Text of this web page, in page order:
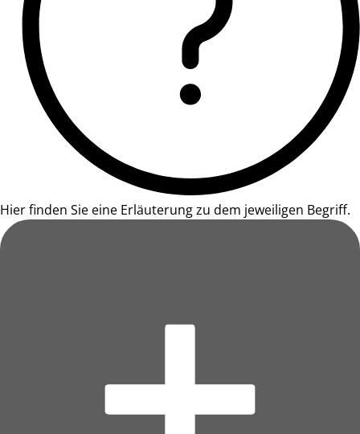
Hier finden Sie eine Erläuterung zu dem jeweiligen Begriff.